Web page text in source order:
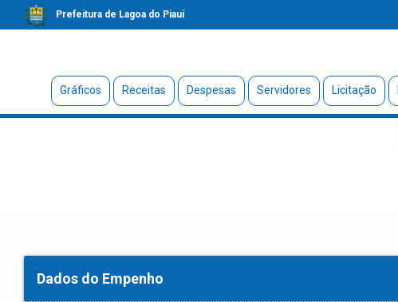
Prefeitura de Lagoa do Piauí
Gráficos Receitas Despesas Servidores Licitação
Dados do Empenho